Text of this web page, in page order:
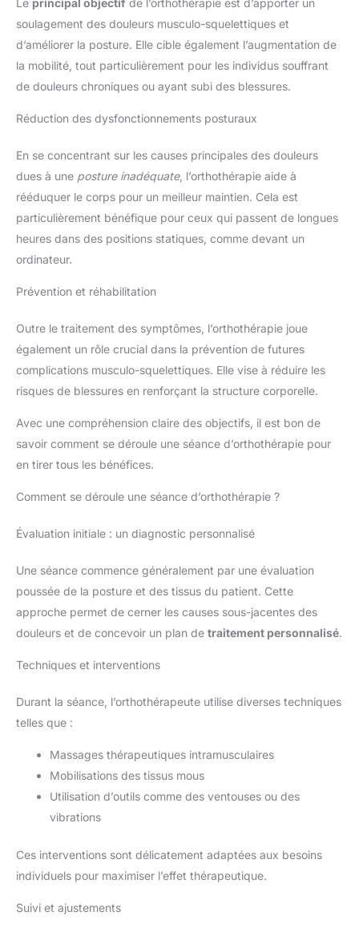
soulagement des douleurs musculo-squelettiques et
d’améliorer la posture. Elle cible également l’augmentation de
la mobilité, tout particulièrement pour les individus souffrant
de douleurs chroniques ou ayant subi des blessures.
Réduction des dysfonctionnements posturaux
En se concentrant sur les causes principales des douleurs
dues à une posture inadéquate, l’orthothérapie aide à
rééduquer le corps pour un meilleur maintien. Cela est
particulièrement bénéfique pour ceux qui passent de longues
heures dans des positions statiques, comme devant un
ordinateur.
Prévention et réhabilitation
Outre le traitement des symptômes, l’orthothérapie joue
également un rôle crucial dans la prévention de futures
complications musculo-squelettiques. Elle vise à réduire les
risques de blessures en renforçant la structure corporelle.
Avec une compréhension claire des objectifs, il est bon de
savoir comment se déroule une séance d’orthothérapie pour
en tirer tous les bénéfices.
Comment se déroule une séance d’orthothérapie ?
Évaluation initiale : un diagnostic personnalisé
Une séance commence généralement par une évaluation
poussée de la posture et des tissus du patient. Cette
approche permet de cerner les causes sous-jacentes des
douleurs et de concevoir un plan de traitement personnalisé.
Techniques et interventions
Durant la séance, l’orthothérapeute utilise diverses techniques
telles que :
Massages thérapeutiques intramusculaires
Mobilisations des tissus mous
Utilisation d’outils comme des ventouses ou des
vibrations
Ces interventions sont délicatement adaptées aux besoins
individuels pour maximiser l’effet thérapeutique.
Suivi et ajustements